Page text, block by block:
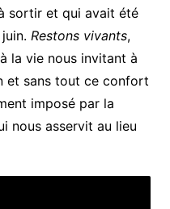
sortir et qui avait été
Restons vivants,
la vie nous invitant à
et sans tout ce confort
imposé par la
nous asservit au lieu